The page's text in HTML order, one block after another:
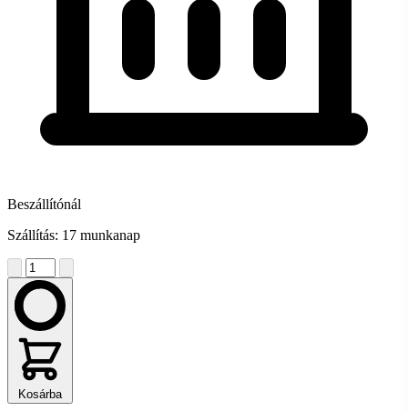
Beszállítónál
Szállítás: 17 munkanap
Kosárba